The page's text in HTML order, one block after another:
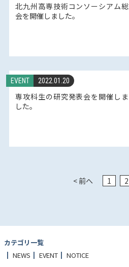
北九州高専技術コンソーシアム総
会を開催しました。
2022.01.20
EVENT
専攻科生の研究発表会を開催しま
した。
< 前へ 1 2
カテゴリ一覧
NEWS
EVENT NOTICE